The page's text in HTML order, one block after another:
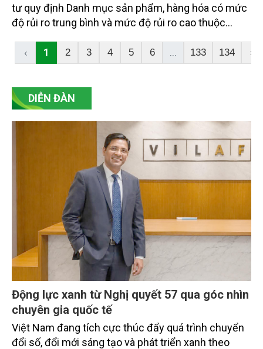
tư quy định Danh mục sản phẩm, hàng hóa có mức
độ rủi ro trung bình và mức độ rủi ro cao thuộc
phương thức quản lý chất lượng tương ứng với từng
mức độ rủi ro, làm rõ yêu cầu công bố tiêu chuẩn,
với hàng hóa nhập khẩu.
‹ 1 2 3 4 5 6 ... 133 134 ›
DIỄN ĐÀN
Động lực xanh từ Nghị quyết 57 qua góc nhìn
chuyên gia quốc tế
Việt Nam đang tích cực thúc đẩy quá trình chuyển
đổi số, đổi mới sáng tạo và phát triển xanh theo